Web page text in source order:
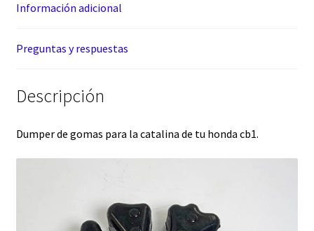
Información adicional
Preguntas y respuestas
Descripción
Dumper de gomas para la catalina de tu honda cb1.